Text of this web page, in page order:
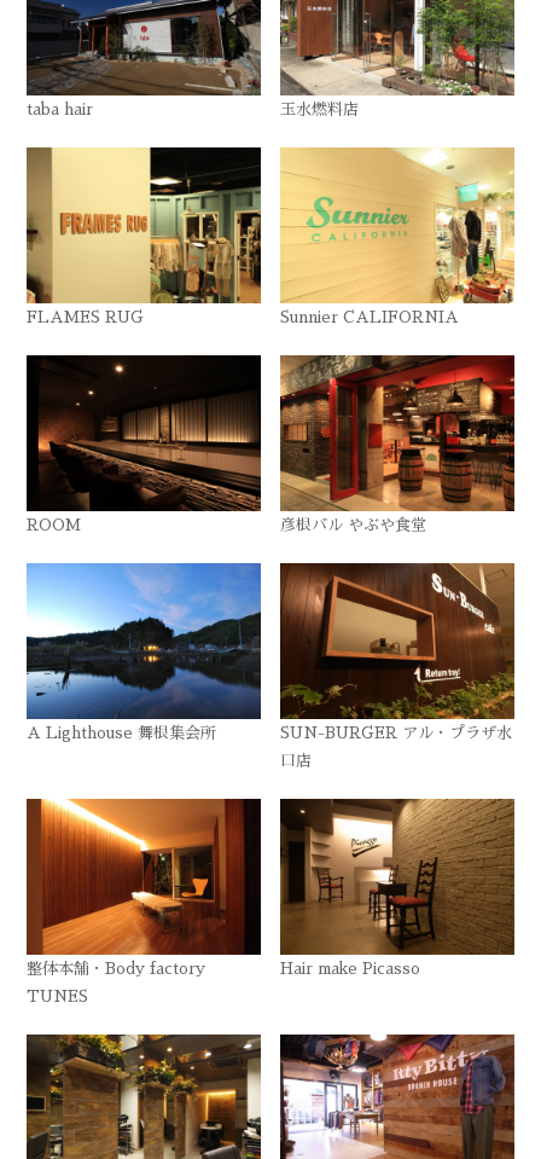
taba hair 玉水燃料店
FLAMES RUG Sunnier CALIFORNIA
ROOM 彦根バル やぶや食堂
A Lighthouse 舞根集会所
SUN-BURGER アル・プラザ水
口店
整体本舗・Body factory
TUNES
Hair make Picasso